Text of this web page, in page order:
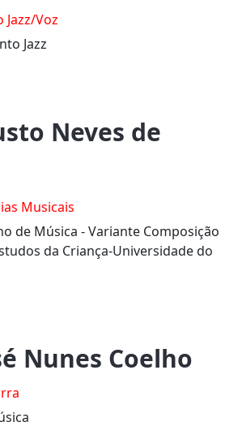
Voz
Jazz
Neves de
Musicais
de Música - Variante Composição
da Criança-Universidade do
Nunes Coelho